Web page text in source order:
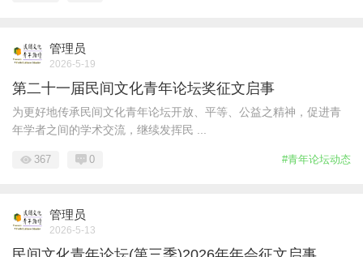
管理员
2026-5-19
第二十一届民间文化青年论坛奖征文启事
为更好地传承民间文化青年论坛开放、平等、公益之精神，促进青
年学者之间的学术交流，继续发挥民 ...
#青年论坛动态
367 0
管理员
2026-5-13